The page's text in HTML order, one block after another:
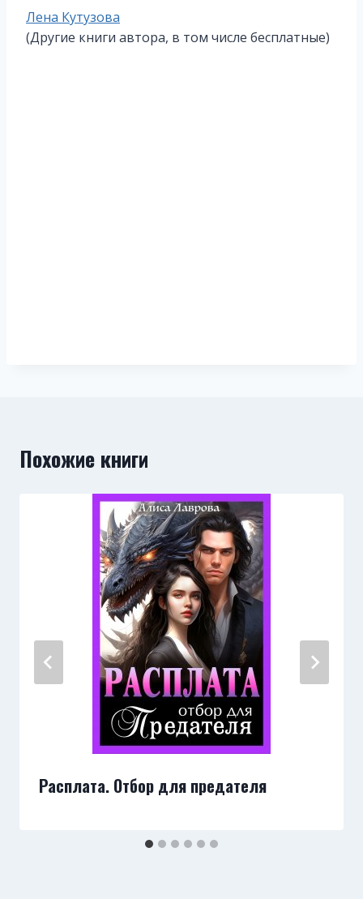
Метки
записи:
Лена Кутузова
(Другие книги автора, в том числе бесплатные)
Похожие книги
Расплата. Отбор для предателя